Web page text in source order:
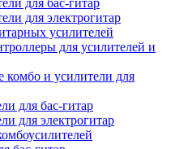
для бас-гитар
для электрогитар
усилителей
для усилителей и
комбо и усилители для
для бас-гитар
для электрогитар